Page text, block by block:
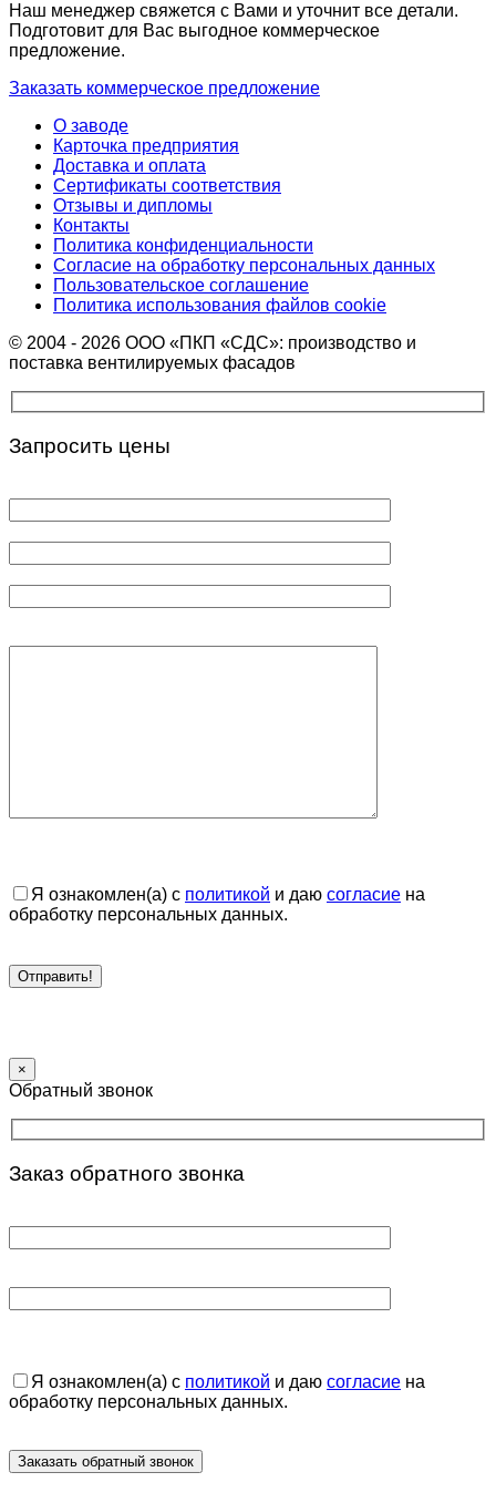
Наш менеджер свяжется с Вами и уточнит все детали.
Подготовит для Вас выгодное коммерческое
предложение.
Заказать коммерческое предложение
О заводе
Карточка предприятия
Доставка и оплата
Сертификаты соответствия
Отзывы и дипломы
Контакты
Политика конфиденциальности
Согласие на обработку персональных данных
Пользовательское соглашение
Политика использования файлов cookie
© 2004 - 2026 ООО «ПКП «СДС»: производство и
поставка вентилируемых фасадов
Запросить цены
Я ознакомлен(а) с политикой и даю согласие на
обработку персональных данных.
×
Обратный звонок
Заказ обратного звонка
Я ознакомлен(а) с политикой и даю согласие на
обработку персональных данных.